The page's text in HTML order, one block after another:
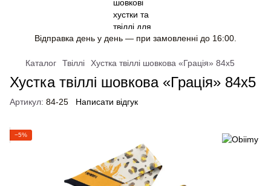
Відправка день у день — при замовленні до 16:00.
Каталог Твіллі Хустка твіллі шовкова «Грація» 84x5
Хустка твіллі шовкова «Грація» 84x5
Артикул: 84-25 Написати відгук
−5%